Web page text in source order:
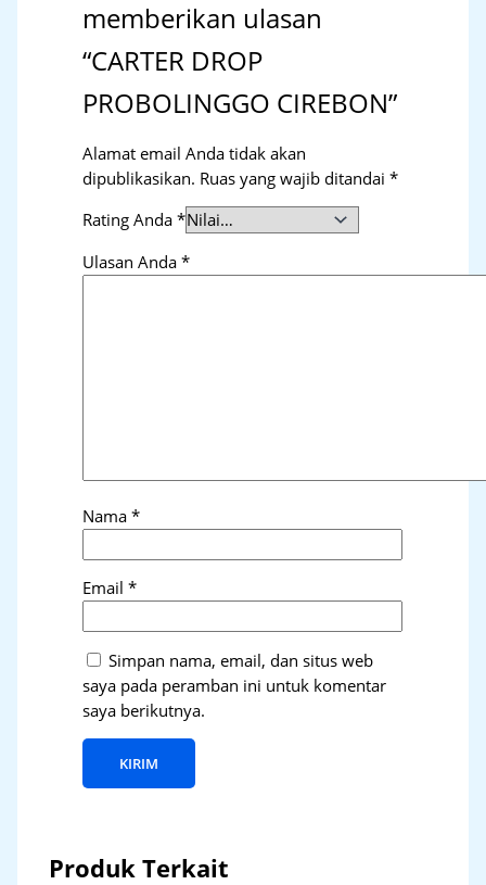
memberikan ulasan
“CARTER DROP
PROBOLINGGO CIREBON”
Alamat email Anda tidak akan
dipublikasikan. Ruas yang wajib ditandai*
Rating Anda*
Ulasan Anda*
Nama*
Email*
Simpan nama, email, dan situs web
saya pada peramban ini untuk komentar
saya berikutnya.
Produk Terkait